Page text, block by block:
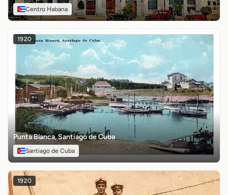
Centro Habana
1920
Punta Blanca, Santiago de Cuba
Santiago de Cuba
1920